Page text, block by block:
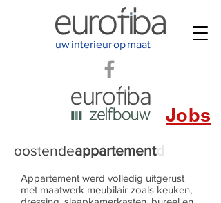
uwinterieuropmaat
Jobs
oostendeappartementd
Appartement werd volledig uitgerust
met maatwerk meubilair zoals keuken,